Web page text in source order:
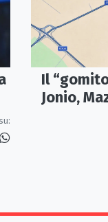
Il
Jonio,